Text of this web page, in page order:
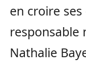
en croire
responsable
Nathalie